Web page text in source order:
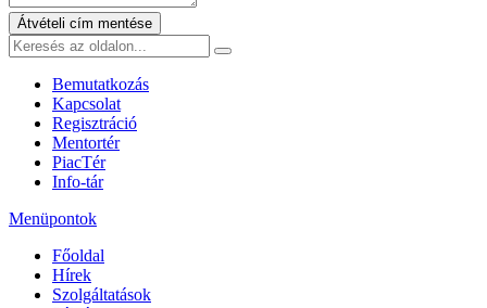
Átvételi cím mentése
Bemutatkozás
Kapcsolat
Regisztráció
Mentortér
PiacTér
Info-tár
Menüpontok
Főoldal
Hírek
Szolgáltatások